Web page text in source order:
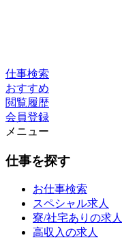
仕事検索
おすすめ
閲覧履歴
会員登録
メニュー
仕事を探す
お仕事検索
スペシャル求人
寮/社宅ありの求人
高収入の求人